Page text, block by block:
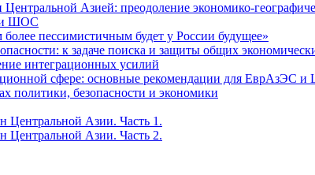
Азией: преодоление экономико-
и ШОС
пессимистичным будет у России будущее»
к задаче поиска и защиты общих
интеграционных усилий
сфере: основные рекомендации для ЕврАзЭС
политики, безопасности и экономики
Центральной Азии. Часть 1.
Центральной Азии. Часть 2.